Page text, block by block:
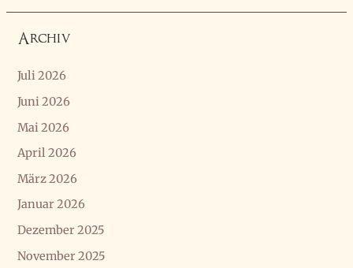
zur
Erinnerungskultur
Archiv
Juli 2026
Juni 2026
Mai 2026
April 2026
März 2026
Januar 2026
Dezember 2025
November 2025